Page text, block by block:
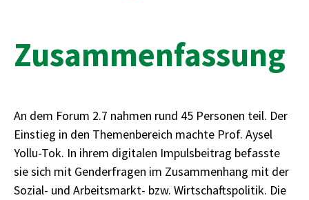
Zusammenfassung
An dem Forum 2.7 nahmen rund 45 Personen teil. Der
Einstieg in den Themenbereich machte Prof. Aysel
Yollu-Tok. In ihrem digitalen Impulsbeitrag befasste
sie sich mit Genderfragen im Zusammenhang mit der
Sozial- und Arbeitsmarkt- bzw. Wirtschaftspolitik. Die